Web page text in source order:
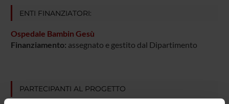
ENTI FINANZIATORI:
Ospedale Bambin Gesù
Finanziamento: assegnato e gestito dal Dipartimento
PARTECIPANTI AL PROGETTO